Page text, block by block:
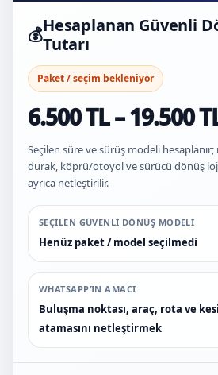
💰Hesaplanan Güvenli
Tutarı
Paket / seçim bekleniyor
6.500 TL – 19.500
Seçilen süre ve sürüş modeli
durak, köprü/otoyol ve sürücü dönüş
ayrıca netleştirilir.
SEÇILEN GÜVENLI DÖNÜŞ MODELI
Henüz paket / model seçilmedi
WHATSAPP’IN AMACI
Buluşma noktası, araç, rota ve
atamasını netleştirmek